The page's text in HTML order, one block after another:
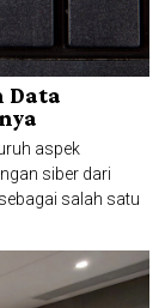
Data
aspek
siber dari
salah satu